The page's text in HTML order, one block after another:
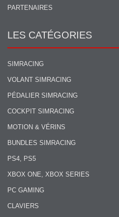
PARTENAIRES
LES CATÉGORIES
SIMRACING
VOLANT SIMRACING
PÉDALIER SIMRACING
COCKPIT SIMRACING
MOTION & VÉRINS
BUNDLES SIMRACING
PS4, PS5
XBOX ONE, XBOX SERIES
PC GAMING
CLAVIERS